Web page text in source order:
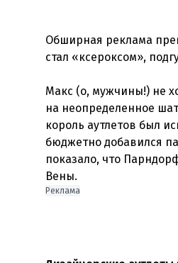
Обширная реклама
стал «ксероксом»,
Макс (о, мужчины!) не
на неопределенное
король аутлетов был
бюджетно добавился
показало, что
Реклама